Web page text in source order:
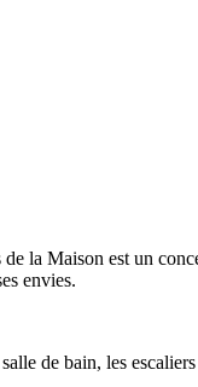
la Maison est un
envies.
de bain, les